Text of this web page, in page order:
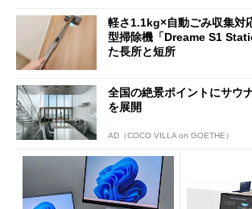
軽さ1.1kg×自動ごみ収集対
型掃除機「Dreame S1
た長所と短所
全国の絶景ポイントにサウ
を展開
AD（COCO VILLA on GOETHE）